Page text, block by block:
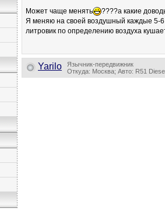
Может чаще менять
????а какие
Я меняю на своей воздушный каждые 5-6
литровик по определению воздуха
Yarilo
Язычник-передвижник
Откуда: Москва; Авто: R51